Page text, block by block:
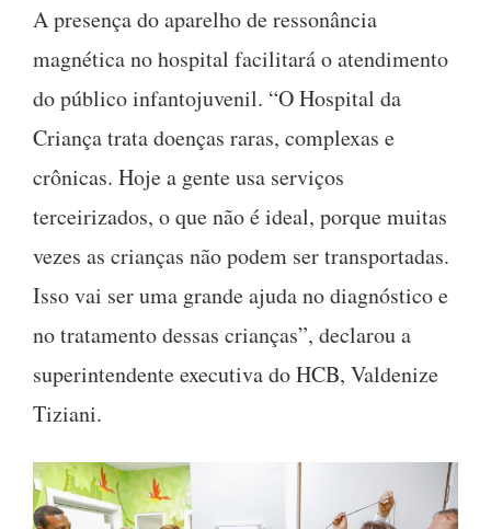
A presença do aparelho de ressonância
magnética no hospital facilitará o atendimento
do público infantojuvenil. “O Hospital da
Criança trata doenças raras, complexas e
crônicas. Hoje a gente usa serviços
terceirizados, o que não é ideal, porque muitas
vezes as crianças não podem ser transportadas.
Isso vai ser uma grande ajuda no diagnóstico e
no tratamento dessas crianças”, declarou a
superintendente executiva do HCB, Valdenize
Tiziani.